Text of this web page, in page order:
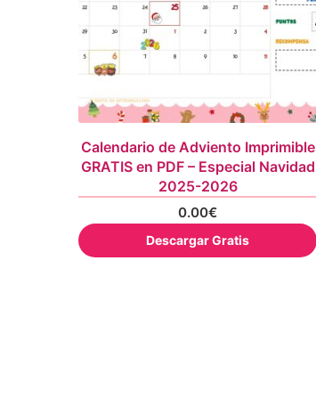
Calendario de Adviento Imprimible
GRATIS en PDF – Especial Navidad
2025-2026
0.00€
Descargar Gratis